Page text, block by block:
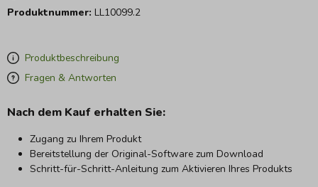
Produktbeschreibung
Fragen & Antworten
Nach dem Kauf erhalten Sie:
Zugang zu Ihrem Produkt
Bereitstellung der Original-Software zum Download
Schritt-für-Schritt-Anleitung zum Aktivieren Ihres Produkts
Produktnummer: LL10099.2